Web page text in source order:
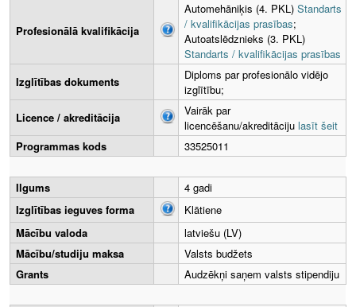
Profesionālā kvalifikācija
Automehāniķis (4. PKL) Standarts
/ kvalifikācijas prasības;
Autoatslēdznieks (3. PKL)
Standarts / kvalifikācijas prasības
Izglītības dokuments
Diploms par profesionālo vidējo
izglītību;
Licence / akreditācija
Vairāk par
licencēšanu/akreditāciju lasīt šeit
Programmas kods
33525011
Ilgums
4 gadi
Izglītības ieguves forma
Klātiene
Mācību valoda
latviešu (LV)
Mācību/studiju maksa
Valsts budžets
Grants
Audzēkņi saņem valsts stipendiju